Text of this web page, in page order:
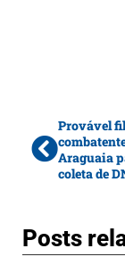
Provável
Araguaia
coleta de
Posts